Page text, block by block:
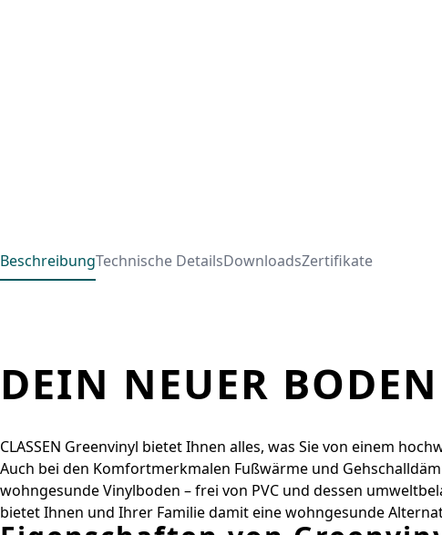
BeschreibungTechnische DetailsDownloadsZertifikate
DEIN NEUER
CLASSEN Greenvinyl bietet Ihnen alles, was Sie von einem
Auch bei den Komfortmerkmalen Fußwärme und
wohngesunde Vinylboden – frei von PVC und dessen
bietet Ihnen und Ihrer Familie damit eine wohngesunde